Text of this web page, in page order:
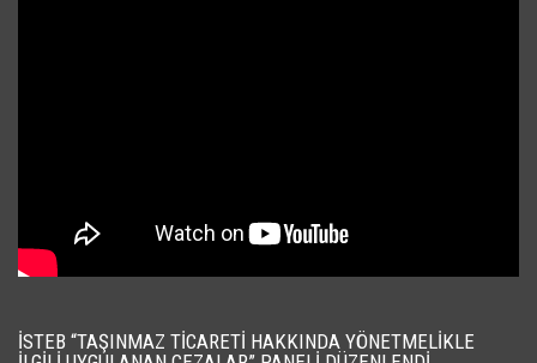
İSTEB “TAŞINMAZ TICARETI HAKKINDA YÖNETMELIKLE